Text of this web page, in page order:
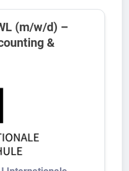
(m/w/d) –
&